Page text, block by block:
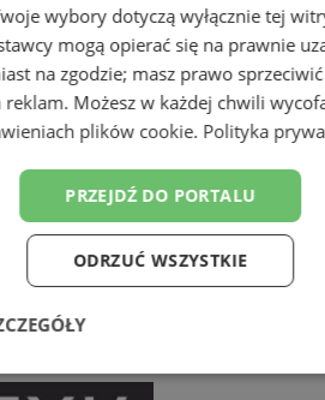
sądowego zakazu.
na DTŚ
kryminalne w Zabrzu
wybory dotyczą wyłącznie tej
mogą opierać się na prawnie
na zgodzie; masz prawo
reklam. Możesz w każdej chwili
plików cookie. Polityka
PRZEJDŹ DO PORTALU
ODRZUĆ WSZYSTKIE
Wydajność Targetowanie